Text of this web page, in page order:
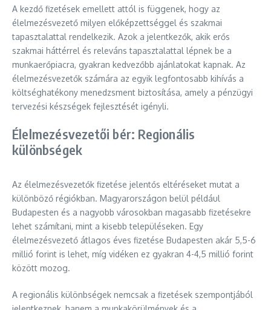
A kezdő fizetések emellett attól is függenek, hogy az
élelmezésvezető milyen előképzettséggel és szakmai
tapasztalattal rendelkezik. Azok a jelentkezők, akik erős
szakmai háttérrel és releváns tapasztalattal lépnek be a
munkaerőpiacra, gyakran kedvezőbb ajánlatokat kapnak. Az
élelmezésvezetők számára az egyik legfontosabb kihívás a
költséghatékony menedzsment biztosítása, amely a pénzügyi
tervezési készségek fejlesztését igényli.
Élelmezésvezetői bér: Regionális
különbségek
Az élelmezésvezetők fizetése jelentős eltéréseket mutat a
különböző régiókban. Magyarországon belül például
Budapesten és a nagyobb városokban magasabb fizetésekre
lehet számítani, mint a kisebb településeken. Egy
élelmezésvezető átlagos éves fizetése Budapesten akár 5,5-6
millió forint is lehet, míg vidéken ez gyakran 4-4,5 millió forint
között mozog.
A regionális különbségek nemcsak a fizetések szempontjából